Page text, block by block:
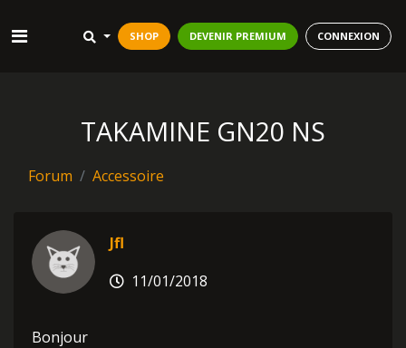
SHOP DEVENIR PREMIUM CONNEXION
TAKAMINE GN20 NS
Forum Accessoire
Jfl
11/01/2018
Bonjour